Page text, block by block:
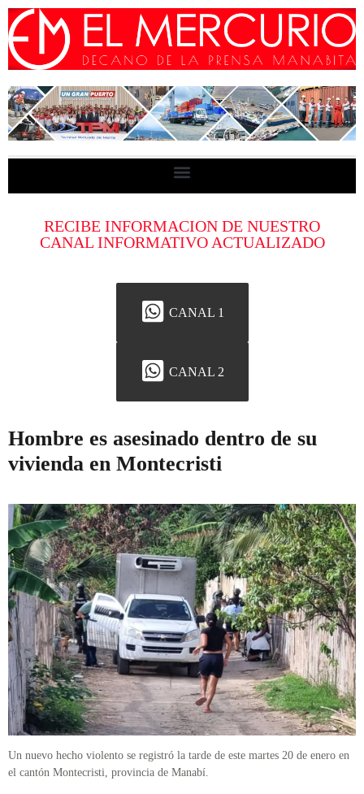
RECIBE INFORMACION DE NUESTRO
CANAL INFORMATIVO ACTUALIZADO
CANAL 1
CANAL 2
Hombre es asesinado dentro de su
vivienda en Montecristi
Un nuevo hecho violento se registró la tarde de este martes 20 de enero en
el cantón Montecristi, provincia de Manabí.